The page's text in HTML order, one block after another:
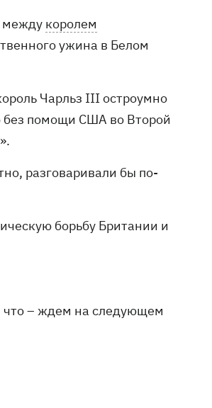
между королем
ужина в Белом
Чарльз III остроумно
без помощи США во Второй
разговаривали бы по-
борьбу Британии и
что – ждем на следующем